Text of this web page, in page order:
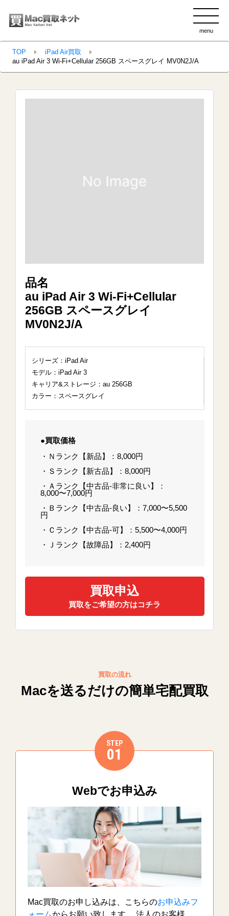
menu
TOP
iPad Air買取
au iPad Air 3 Wi-Fi+Cellular 256GB スペースグレイ MV0N2J/A
品名
au iPad Air 3 Wi-Fi+Cellular
256GB スペースグレイ
MV0N2J/A
シリーズ：iPad Air
モデル：iPad Air 3
キャリア&ストレージ：au 256GB
カラー：スペースグレイ
●買取価格
・Ｎランク【新品】：8,000円
・Ｓランク【新古品】：8,000円
・Ａランク【中古品-非常に良い】：
8,000〜7,000円
・Ｂランク【中古品-良い】：7,000〜5,500
円
・Ｃランク【中古品-可】：5,500〜4,000円
・Ｊランク【故障品】：2,400円
買取申込
買取をご希望の方はコチラ
買取の流れ
Macを送るだけの簡単宅配買取
STEP
01
Webでお申込み
Mac買取のお申し込みは、こちらのお申込みフ
ォームからお願い致します。 法人のお客様